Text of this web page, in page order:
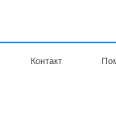
Контакт